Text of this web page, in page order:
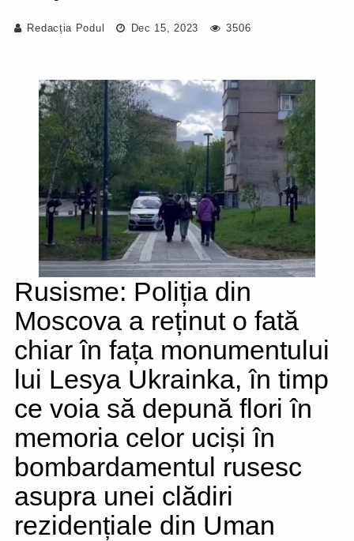
Redacția Podul Dec 15, 2023 3506
Rusisme: Poliția din
Moscova a reținut o fată
chiar în fața monumentului
lui Lesya Ukrainka, în timp
ce voia să depună flori în
memoria celor uciși în
bombardamentul rusesc
asupra unei clădiri
rezidențiale din Uman